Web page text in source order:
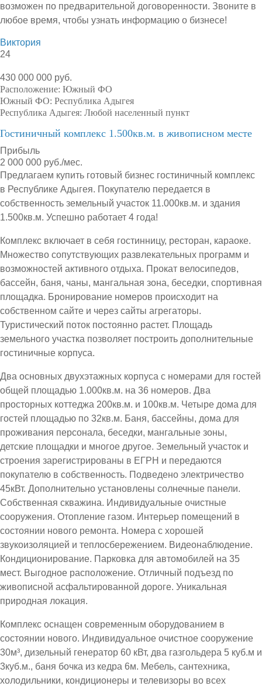
возможен по предварительной договоренности. Звоните в
любое время, чтобы узнать информацию о бизнесе!
Виктория
24
430 000 000 руб.
Расположение: Южный ФО
Южный ФО: Республика Адыгея
Республика Адыгея: Любой населенный пункт
Гостиничный комплекс 1.500кв.м. в живописном месте
Прибыль
2 000 000 руб./мес.
Предлагаем купить готовый бизнес гостиничный комплекс
в Республике Адыгея. Покупателю передается в
собственность земельный участок 11.000кв.м. и здания
1.500кв.м. Успешно работает 4 года!
Комплекс включает в себя гостинницу, ресторан, караоке.
Множество сопутствующих развлекательных программ и
возможностей активного отдыха. Прокат велосипедов,
бассейн, баня, чаны, мангальная зона, беседки, спортивная
площадка. Бронирование номеров происходит на
собственном сайте и через сайты агрегаторы.
Туристический поток постоянно растет. Площадь
земельного участка позволяет построить дополнительные
гостиничные корпуса.
Два основных двухэтажных корпуса с номерами для гостей
общей площадью 1.000кв.м. на 36 номеров. Два
просторных коттеджа 200кв.м. и 100кв.м. Четыре дома для
гостей площадью по 32кв.м. Баня, бассейны, дома для
проживания персонала, беседки, мангальные зоны,
детские площадки и многое другое. Земельный участок и
строения зарегистрированы в ЕГРН и передаются
покупателю в собственность. Подведено электричество
45кВт. Дополнительно установлены солнечные панели.
Собственная скважина. Индивидуальные очистные
сооружения. Отопление газом. Интерьер помещений в
состоянии нового ремонта. Номера с хорошей
звукоизоляцией и теплосбережением. Видеонаблюдение.
Кондиционирование. Парковка для автомобилей на 35
мест. Выгодное расположение. Отличный подъезд по
живописной асфальтированной дороге. Уникальная
природная локация.
Комплекс оснащен современным оборудованием в
состоянии нового. Индивидуальное очистное сооружение
30м³, дизельный генератор 60 кВт, два газгольдера 5 куб.м и
3куб.м., баня бочка из кедра 6м. Мебель, сантехника,
холодильники, кондиционеры и телевизоры во всех